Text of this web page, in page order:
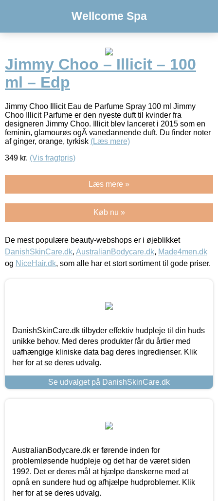
Wellcome Spa
Jimmy Choo – Illicit – 100
ml – Edp
Jimmy Choo Illicit Eau de Parfume Spray 100 ml Jimmy
Choo Illicit Parfume er den nyeste duft til kvinder fra
designeren Jimmy Choo. Illicit blev lanceret i 2015 som en
feminin, glamourøs ogÂ vanedannende duft. Du finder noter
af ginger, orange, tyrkisk (Læs mere)
349 kr. (Vis fragtpris)
Læs mere »
Køb nu »
De mest populære beauty-webshops er i øjeblikket
DanishSkinCare.dk, AustralianBodycare.dk, Made4men.dk
og NiceHair.dk, som alle har et stort sortiment til gode priser.
DanishSkinCare.dk tilbyder effektiv hudpleje til din huds
unikke behov. Med deres produkter får du årtier med
uafhængige kliniske data bag deres ingredienser. Klik
her for at se deres udvalg.
Se udvalget på DanishSkinCare.dk
AustralianBodycare.dk er førende inden for
problemløsende hudpleje og det har de været siden
1992. Det er deres mål at hjælpe danskerne med at
opnå en sundere hud og afhjælpe hudproblemer. Klik
her for at se deres udvalg.